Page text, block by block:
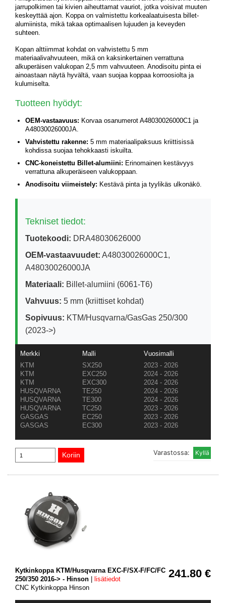
jarrupolkimen tai kivien aiheuttamat vauriot, jotka voisivat muuten
keskeyttää ajon. Koppa on valmistettu korkealaatuisesta billet-
alumiinista, mikä takaa optimaalisen lujuuden ja keveyden
suhteen.
Kopan alttiimmat kohdat on vahvistettu 5 mm
materiaalivahvuuteen, mikä on kaksinkertainen verrattuna
alkuperäisen valukopan 2,5 mm vahvuuteen. Anodisoitu pinta ei
ainoastaan näytä hyvältä, vaan suojaa koppaa korroosiolta ja
kulumiselta.
Tuotteen hyödyt:
OEM-vastaavuus: Korvaa osanumerot A48030026000C1 ja
A48030026000JA.
Vahvistettu rakenne: 5 mm materiaalipaksuus kriittisissä
kohdissa suojaa tehokkaasti iskuilta.
CNC-koneistettu Billet-alumiini: Erinomainen kestävyys
verrattuna alkuperäiseen valukoppaan.
Anodisoitu viimeistely: Kestävä pinta ja tyylikäs ulkonäkö.
Tekniset tiedot:
Tuotekoodi: DRA48030626000
OEM-vastaavuudet: A48030026000C1,
A48030026000JA
Materiaali: Billet-alumiini (6061-T6)
Vahvuus: 5 mm (kriittiset kohdat)
Sopivuus: KTM/Husqvarna/GasGas 250/300
(2023->)
Merkki Malli
Vuosimalli
KTM
SX250
2023 - 2026
KTM
EXC250
2024 - 2026
KTM
EXC300
2024 - 2026
HUSQVARNA
TE250
2024 - 2026
HUSQVARNA
TE300
2024 - 2026
HUSQVARNA
TC250
2023 - 2026
GASGAS
EC250
2023 - 2026
GASGAS
EC300 2023 - 2026
Varastossa:
241.80 €
Kytkinkoppa KTM/Husqvarna EXC-F/SX-F/FC/FC
250/350 2016-> - Hinson
lisätiedot
CNC Kytkinkoppa Hinson